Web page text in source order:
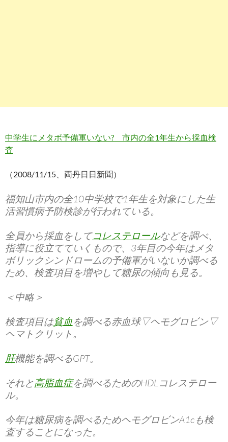
中学生にメタボ予備軍いない? 市内の全1年生から採血検
査
（2008/11/15、両丹日日新聞）
福知山市内の全10中学校で1年生を対象にした生
活習慣病予防検診が行われている。
全員から採血をしてコレステロールなどを調べ、
指導に役立てていくもので、3年目の今年はメタ
ボリックシンドロームの予備軍がいないか調べる
ため、検査項目を増やして糖尿の傾向も見る。
＜中略＞
検査項目は貧血を調べる赤血球▽ヘモグロビン▽
ヘマトクリット。
肝機能を調べるGPT。
それと高脂血症を調べるためのHDLコレステロー
ル。
今年は糖尿病を調べるためヘモグロビンA1cも検
査することになった。